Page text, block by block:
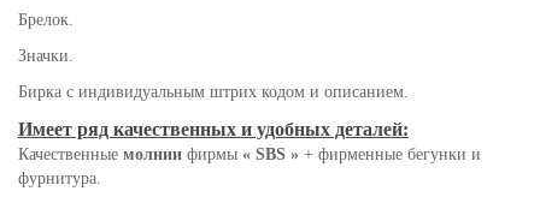
Брелок.
Значки.
Бирка с индивидуальным штрих кодом и описанием.
Имеет ряд качественных и удобных деталей:
Качественные молнии фирмы « SBS » + фирменные бегунки и
фурнитура.